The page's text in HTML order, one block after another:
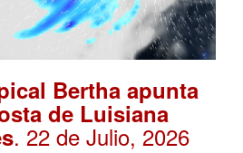
Bertha apunta
de Luisiana
. 22 de Julio, 2026